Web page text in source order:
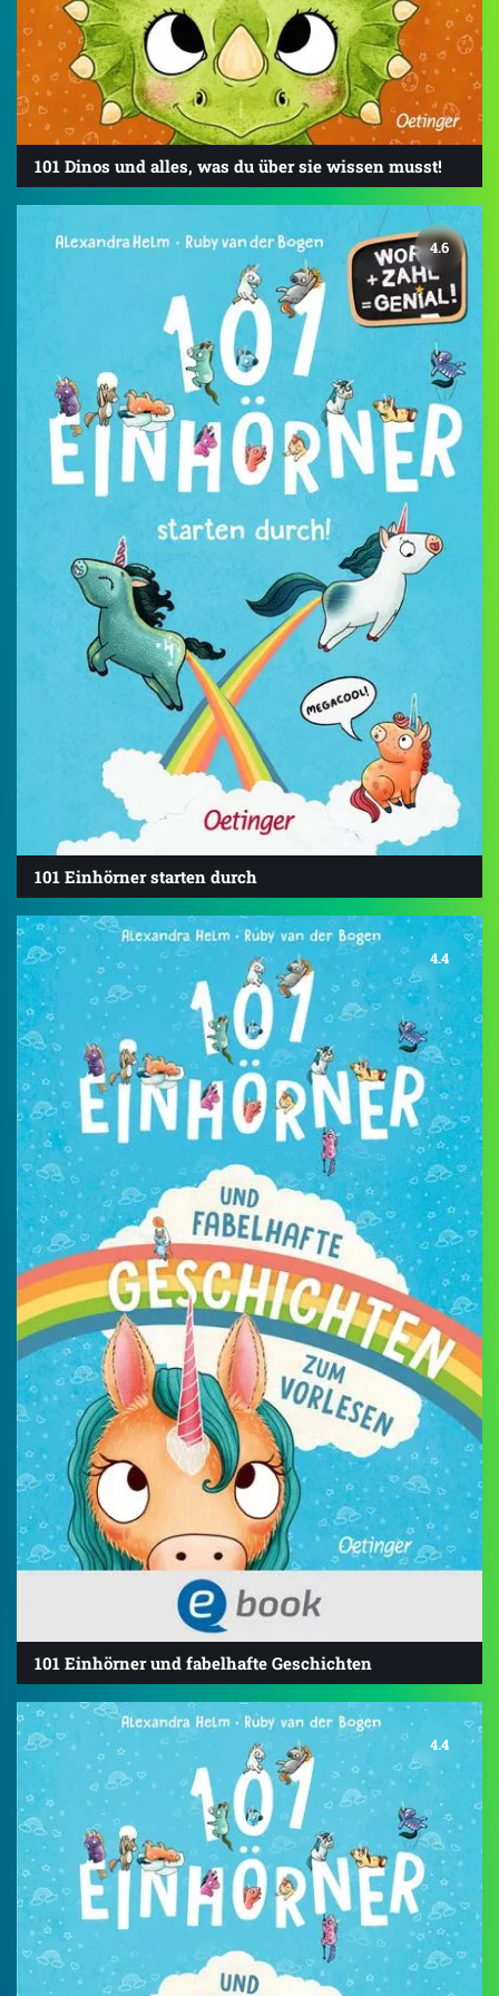
101 Dinos und alles, was du über sie wissen musst!
4.6
101 Einhörner starten durch
4.4
101 Einhörner und fabelhafte Geschichten
4.4